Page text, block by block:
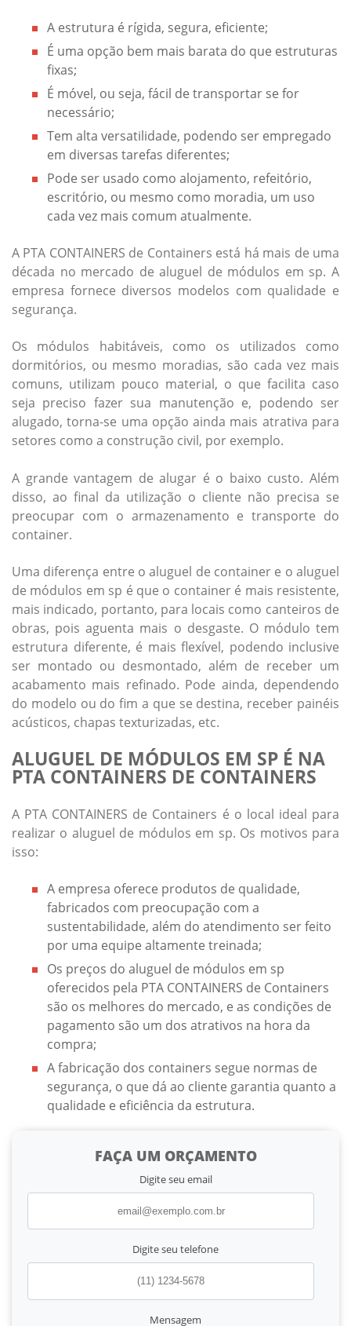
A estrutura é rígida, segura, eficiente;
É uma opção bem mais barata do que estruturas
fixas;
É móvel, ou seja, fácil de transportar se for
necessário;
Tem alta versatilidade, podendo ser empregado
em diversas tarefas diferentes;
Pode ser usado como alojamento, refeitório,
escritório, ou mesmo como moradia, um uso
cada vez mais comum atualmente.
A PTA CONTAINERS de Containers está há mais de uma
década no mercado dealuguel de módulos em sp. A
empresa fornece diversos modelos com qualidade e
segurança.
Os módulos habitáveis, como os utilizados como
dormitórios, ou mesmo moradias, são cada vez mais
comuns, utilizam pouco material, o que facilita caso
seja preciso fazer sua manutenção e, podendo ser
alugado, torna-se uma opção ainda mais atrativa para
setores como a construção civil, por exemplo.
A grande vantagem de alugar é o baixo custo. Além
disso, ao final da utilização o cliente não precisa se
preocupar com o armazenamento e transporte do
container.
Uma diferença entre o aluguel de container e o aluguel
de módulos em sp é que o container é mais resistente,
mais indicado, portanto, para locais como canteiros de
obras, pois aguenta mais o desgaste. O módulo tem
estrutura diferente, é mais flexível, podendo inclusive
ser montado ou desmontado, além de receber um
acabamento mais refinado. Pode ainda, dependendo
do modelo ou do fim a que se destina, receber painéis
acústicos, chapas texturizadas, etc.
ALUGUEL DE MÓDULOS EM SP É NA
PTA CONTAINERS DE CONTAINERS
A PTA CONTAINERS de Containers é o local ideal para
realizar o aluguel de módulos em sp. Os motivos para
isso:
A empresa oferece produtos de qualidade,
fabricados com preocupação com a
sustentabilidade, além do atendimento ser feito
por uma equipe altamente treinada;
Os preços do aluguel de módulos em sp
oferecidos pela PTA CONTAINERS de Containers
são os melhores do mercado, e as condições de
pagamento são um dos atrativos na hora da
compra;
A fabricação dos containers segue normas de
segurança, o que dá ao cliente garantia quanto a
qualidade e eficiência da estrutura.
FAÇA UM ORÇAMENTO
Digite seu email
Digite seu telefone
Mensagem